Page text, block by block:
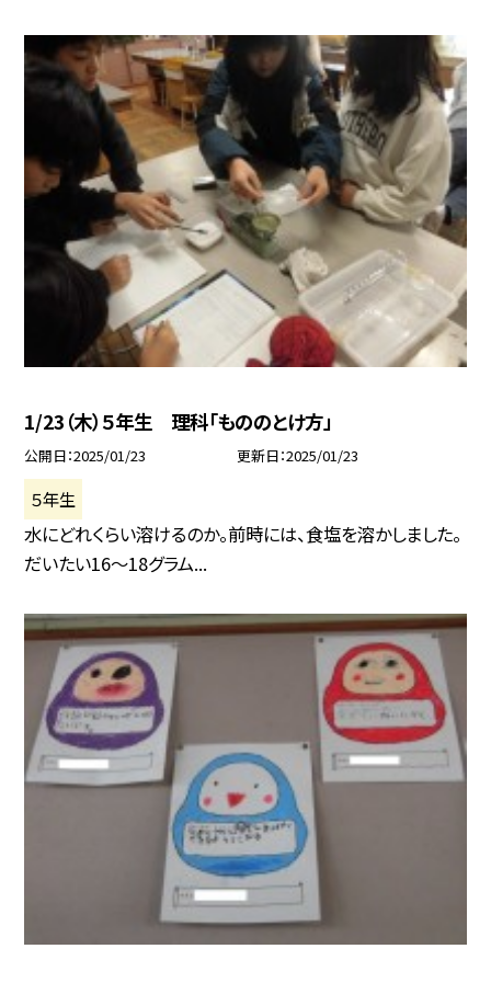
1/23（木）５年生 理科「もののとけ方」
公開日 2025/01/23 更新日 2025/01/23
５年生
水にどれくらい溶けるのか。前時には、食塩を溶かしました。
だいたい16〜18グラム...